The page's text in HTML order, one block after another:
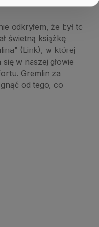
odkryłem, że był to
świetną książkę
(Link), w której
w naszej głowie
Gremlin za
od tego, co